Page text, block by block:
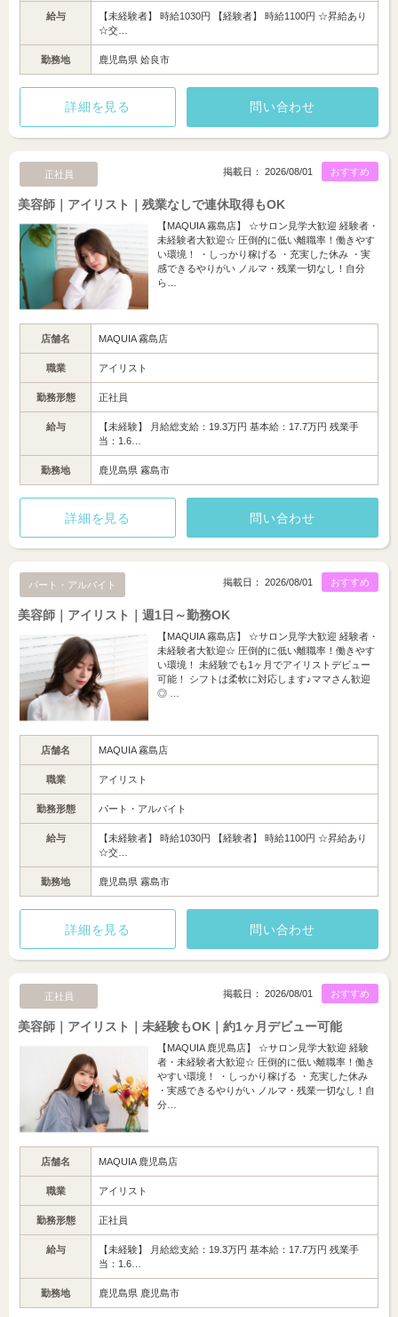
給与
【未経験者】 時給1030円 【経験者】 時給1100円 ☆昇給あり
☆交…
勤務地 鹿児島県 姶良市
詳細を見る 問い合わせ
正社員 おすすめ
掲載日： 2026/08/01
美容師｜アイリスト｜残業なしで連休取得もOK
【MAQUIA 霧島店】 ☆サロン見学大歓迎 経験者・
未経験者大歓迎☆ 圧倒的に低い離職率！働きやす
い環境！ ・しっかり稼げる ・充実した休み ・実
感できるやりがい ノルマ・残業一切なし！自分
ら…
店舗名 MAQUIA 霧島店
職業 アイリスト
勤務形態 正社員
給与
【未経験】 月給総支給：19.3万円 基本給：17.7万円 残業手
当：1.6…
勤務地 鹿児島県 霧島市
詳細を見る 問い合わせ
パート・アルバイト おすすめ
掲載日： 2026/08/01
美容師｜アイリスト｜週1日～勤務OK
【MAQUIA 霧島店】 ☆サロン見学大歓迎 経験者・
未経験者大歓迎☆ 圧倒的に低い離職率！働きやす
い環境！ 未経験でも1ヶ月でアイリストデビュー
可能！ シフトは柔軟に対応します♪ママさん歓迎
◎ …
店舗名 MAQUIA 霧島店
職業 アイリスト
勤務形態 パート・アルバイト
給与
【未経験者】 時給1030円 【経験者】 時給1100円 ☆昇給あり
☆交…
勤務地 鹿児島県 霧島市
詳細を見る 問い合わせ
正社員 おすすめ
掲載日： 2026/08/01
美容師｜アイリスト｜未経験もOK｜約1ヶ月デビュー可能
【MAQUIA 鹿児島店】 ☆サロン見学大歓迎 経験
者・未経験者大歓迎☆ 圧倒的に低い離職率！働き
やすい環境！ ・しっかり稼げる ・充実した休み
・実感できるやりがい ノルマ・残業一切なし！自
分…
店舗名 MAQUIA 鹿児島店
職業 アイリスト
勤務形態 正社員
給与
【未経験】 月給総支給：19.3万円 基本給：17.7万円 残業手
当：1.6…
勤務地 鹿児島県 鹿児島市